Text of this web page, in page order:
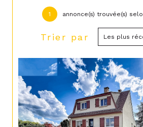
1 annonce(s) trouvée(s)
Trier par Les plus